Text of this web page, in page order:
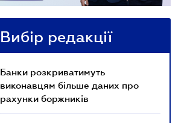
Вибір редакції
Банки розкриватимуть
виконавцям більше даних про
рахунки боржників